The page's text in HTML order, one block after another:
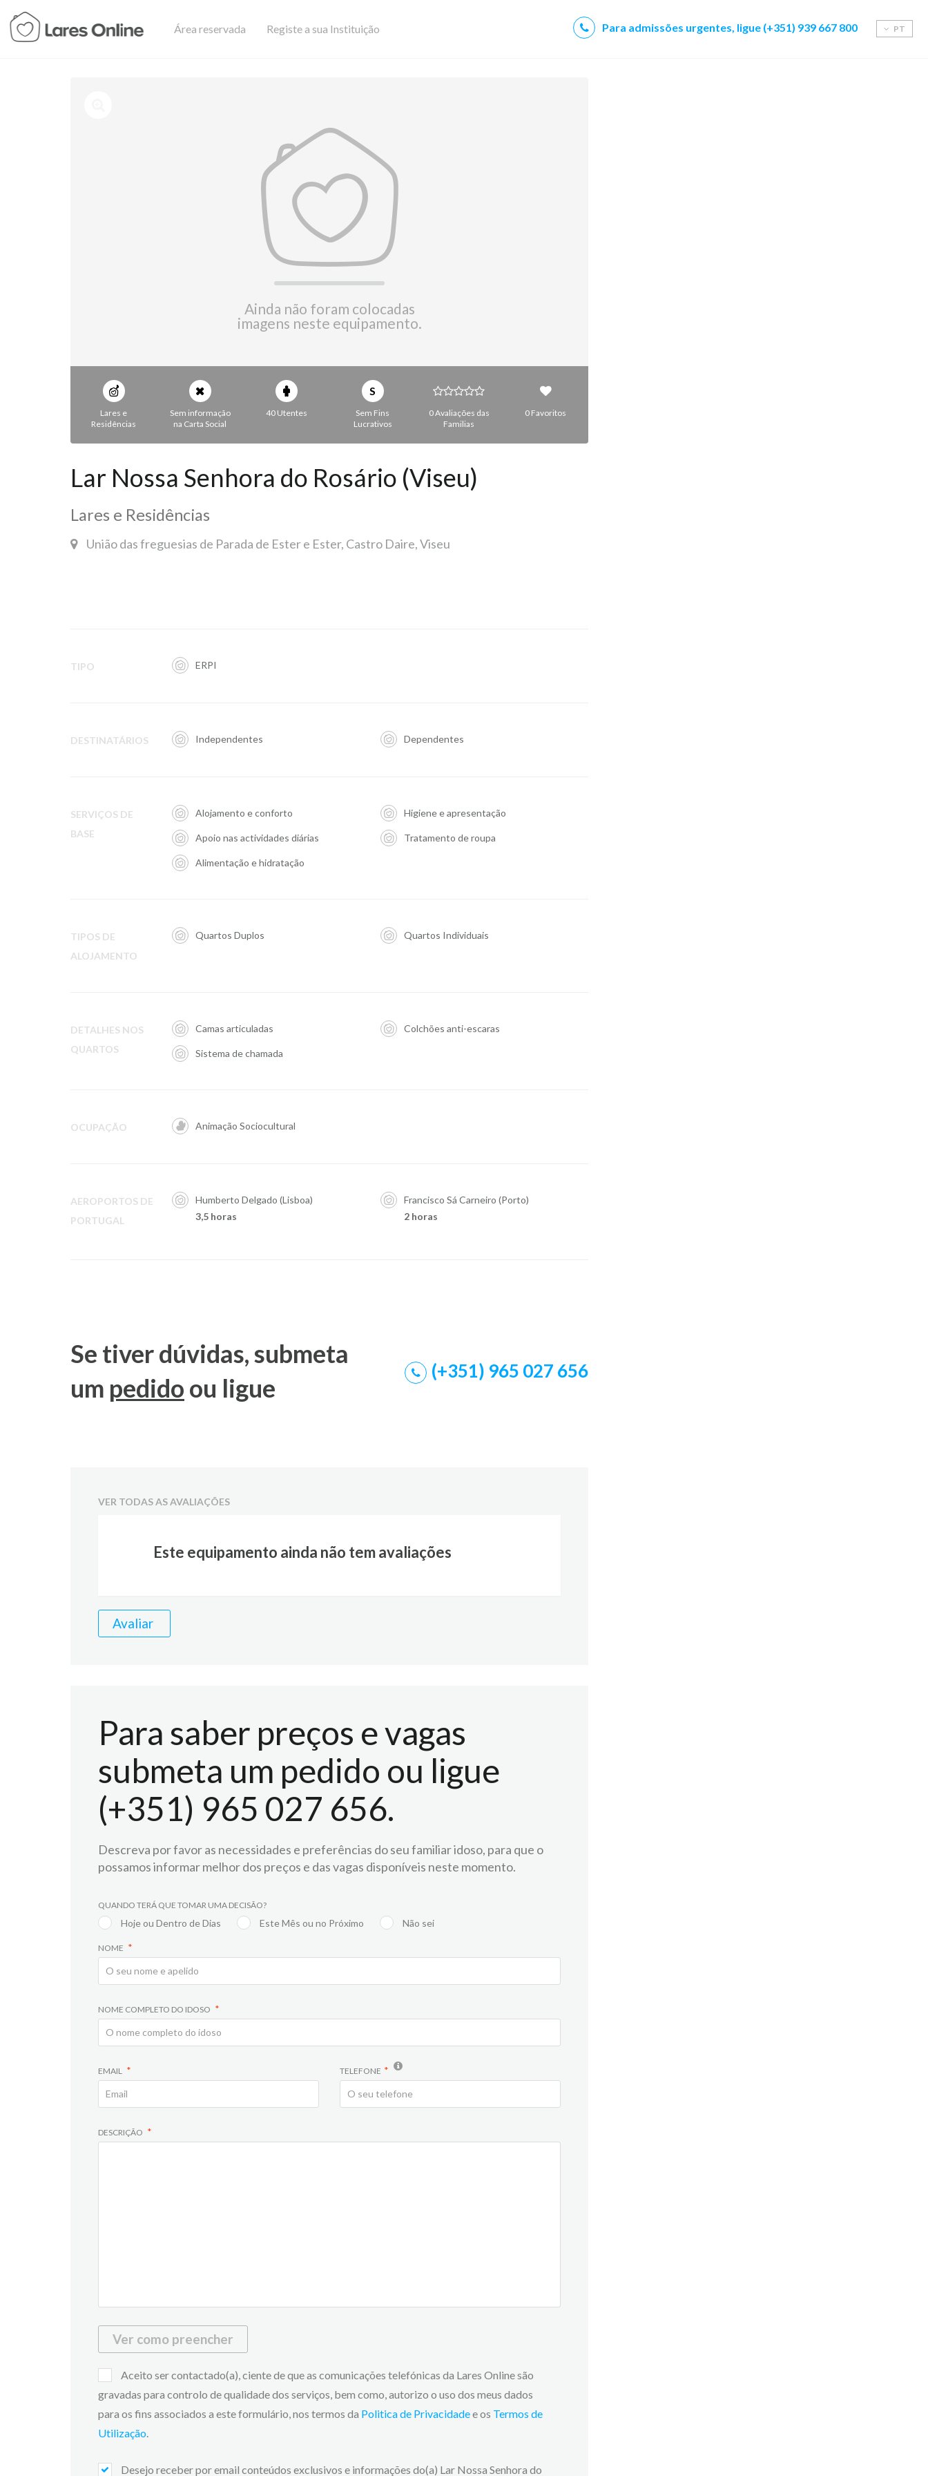
Área reservada Registe a sua Instituição PT
Para admissões urgentes, ligue (+351) 939 667 800
Ainda não foram colocadas
imagens neste equipamento.
Lares e
Residências
Sem informação
na Carta Social
40 Utentes
S
Sem Fins
Lucrativos
0 Avaliações das
Familias
0 Favoritos
Lar Nossa Senhora do Rosário (Viseu)
Lares e Residências
União das freguesias de Parada de Ester e Ester, Castro Daire, Viseu
TIPO ERPI
DESTINATÁRIOS Independentes Dependentes
SERVIÇOS DE
BASE
Alojamento e conforto Higiene e apresentação
Apoio nas actividades diárias Tratamento de roupa
Alimentação e hidratação
TIPOS DE
ALOJAMENTO
Quartos Duplos Quartos Individuais
DETALHES NOS
QUARTOS
Camas articuladas Colchões anti-escaras
Sistema de chamada
OCUPAÇÃO Animação Sociocultural
AEROPORTOS DE
PORTUGAL
Humberto Delgado (Lisboa)
3,5 horas
Francisco Sá Carneiro (Porto)
2 horas
Se tiver dúvidas, submeta
um pedido ou ligue
(+351) 965 027 656
VER TODAS AS AVALIAÇÕES
Este equipamento ainda não tem avaliações
Avaliar
Para saber preços e vagas
submeta um pedido ou ligue
(+351) 965 027 656.
Descreva por favor as necessidades e preferências do seu familiar idoso, para que o
possamos informar melhor dos preços e das vagas disponíveis neste momento.
QUANDO TERÁ QUE TOMAR UMA DECISÃO?
Hoje ou Dentro de Dias Este Mês ou no Próximo Não sei
NOME
NOME COMPLETO DO IDOSO
EMAIL TELEFONE
DESCRIÇÃO
Ver como preencher
Aceito ser contactado(a), ciente de que as comunicações telefónicas da Lares Online são
gravadas para controlo de qualidade dos serviços, bem como, autorizo o uso dos meus dados
para os fins associados a este formulário, nos termos da Politica de Privacidadee os Termos de
Utilização.
Desejo receber por email conteúdos exclusivos e informações do(a) Lar Nossa Senhora do